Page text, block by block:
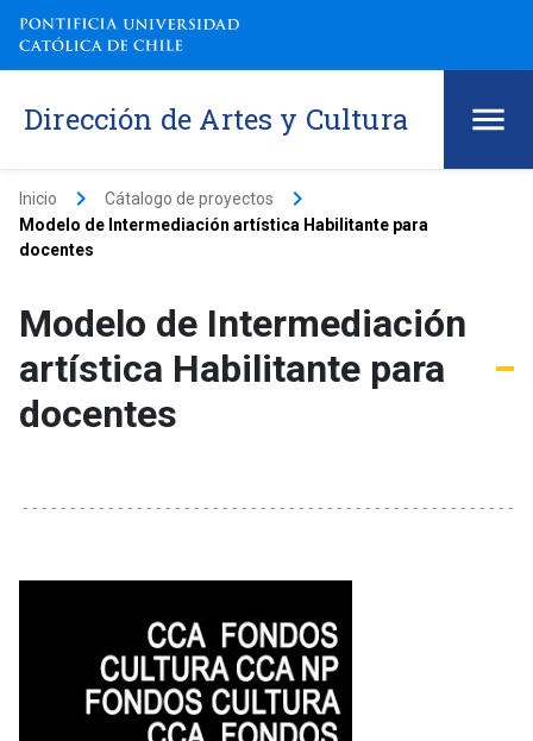
Dirección de Artes y Cultura
Inicio keyboard_arrow_right Cátalogo de proyectos keyboard_arrow_right
Modelo de Intermediación artística Habilitante para
docentes
Modelo de Intermediación
artística Habilitante para
docentes